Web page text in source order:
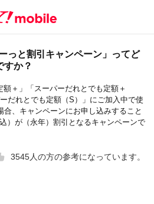
っと割引キャンペーン」ってど
すか？
額＋」「スーパーだれとでも定額＋
だれとでも定額（S）」にご加入中で使
合、キャンペーンにお申し込みすること
）が（永年）割引となるキャンペーンで
3545人の方の参考になっています。